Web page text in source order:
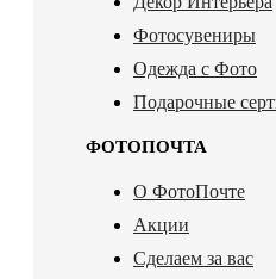
Фотосувениры
Одежда с Фото
Подарочные
ФОТОПОЧТА
О ФотоПочте
Акции
Сделаем за вас